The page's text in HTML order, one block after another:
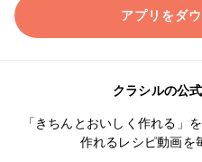
アプリをダ
クラシルの公
「きちんとおいしく作れる」
作れるレシピ動画を